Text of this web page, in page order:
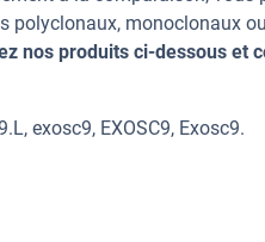
polyclonaux, monoclonaux
nos produits ci-dessous et
exosc9, EXOSC9, Exosc9.